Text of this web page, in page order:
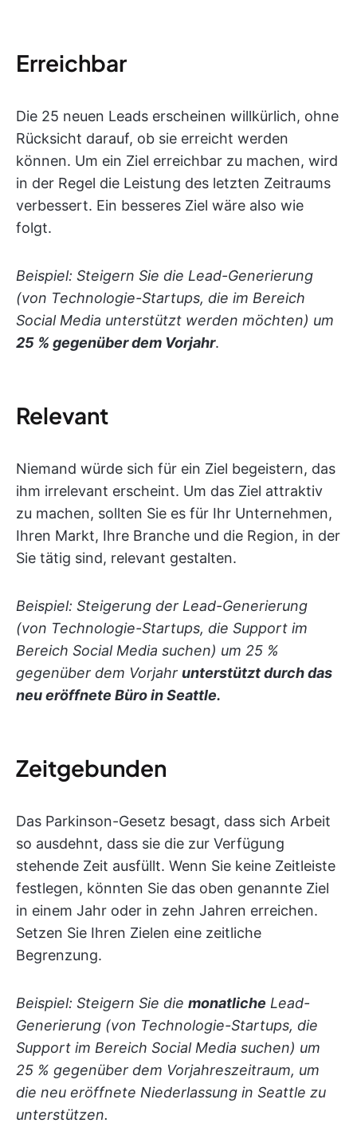
Erreichbar
Die 25 neuen Leads erscheinen willkürlich, ohne
Rücksicht darauf, ob sie erreicht werden
können. Um ein Ziel erreichbar zu machen, wird
in der Regel die Leistung des letzten Zeitraums
verbessert. Ein besseres Ziel wäre also wie
folgt.
Beispiel: Steigern Sie die Lead-Generierung
(von Technologie-Startups, die im Bereich
Social Media unterstützt werden möchten) um
25 % gegenüber dem Vorjahr.
Relevant
Niemand würde sich für ein Ziel begeistern, das
ihm irrelevant erscheint. Um das Ziel attraktiv
zu machen, sollten Sie es für Ihr Unternehmen,
Ihren Markt, Ihre Branche und die Region, in der
Sie tätig sind, relevant gestalten.
Beispiel: Steigerung der Lead-Generierung
(von Technologie-Startups, die Support im
Bereich Social Media suchen) um 25 %
gegenüber dem Vorjahr unterstützt durch das
neu eröffnete Büro in Seattle.
Zeitgebunden
Das Parkinson-Gesetz besagt, dass sich Arbeit
so ausdehnt, dass sie die zur Verfügung
stehende Zeit ausfüllt. Wenn Sie keine Zeitleiste
festlegen, könnten Sie das oben genannte Ziel
in einem Jahr oder in zehn Jahren erreichen.
Setzen Sie Ihren Zielen eine zeitliche
Begrenzung.
Beispiel: Steigern Sie die monatliche Lead-
Generierung (von Technologie-Startups, die
Support im Bereich Social Media suchen) um
25 % gegenüber dem Vorjahreszeitraum, um
die neu eröffnete Niederlassung in Seattle zu
unterstützen.